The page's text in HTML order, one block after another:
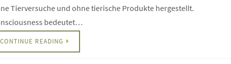
Tierversuche und ohne tierische Produkte hergestellt.
bedeutet…
CONTINUE READING